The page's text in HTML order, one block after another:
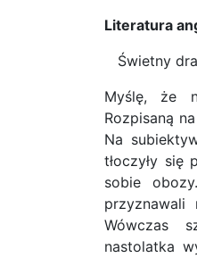
Literatura
Świetny
Myślę, że
Rozpisaną
Na
tłoczyły się
sobie
Wówczas
nastolatka